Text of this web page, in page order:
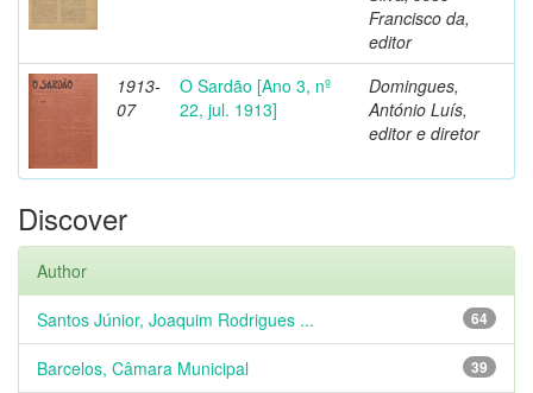
Francisco da,
editor
1913-
07
O Sardão [Ano 3, nº
22, jul. 1913]
Domingues,
António Luís,
editor e diretor
Discover
Author
64
Santos Júnior, Joaquim Rodrigues ...
39
Barcelos, Câmara Municipal